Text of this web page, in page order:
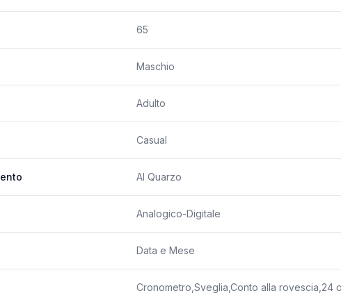
65
Maschio
Adulto
Casual
Al Quarzo
Analogico-Digitale
Data e Mese
Cronometro,Sveglia,Conto alla rovescia,24